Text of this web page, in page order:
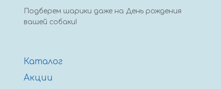
Подберем шарики даже на День рождения
вашей собаки!
Каталог
Акции